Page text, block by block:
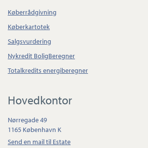
Køberrådgivning
Køberkartotek
Salgsvurdering
Nykredit BoligBeregner
Totalkredits energiberegner
Hovedkontor
Nørregade 49
1165 København K
Send en mail til Estate